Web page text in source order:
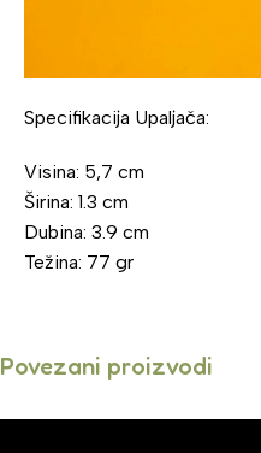
Specifikacija Upaljača:
Visina: 5,7 cm
Širina: 1.3 cm
Dubina: 3.9 cm
Težina: 77 gr
Povezani proizvodi